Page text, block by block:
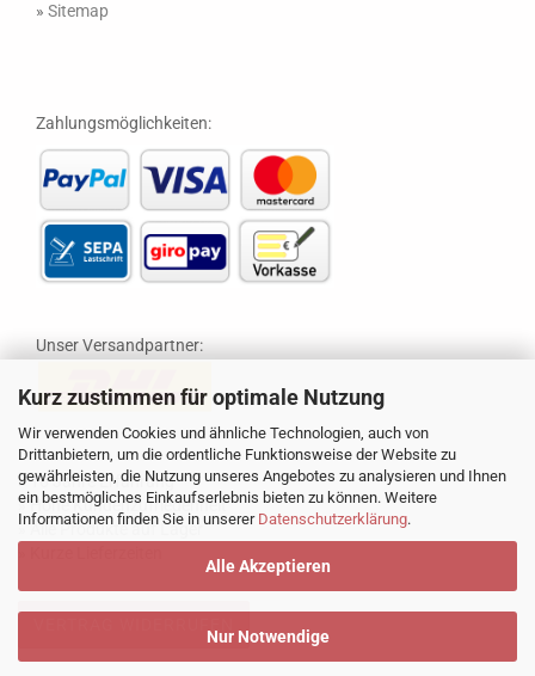
Kurz zustimmen für optimale Nutzung
Wir verwenden Cookies und ähnliche Technologien, auch von
Drittanbietern, um die ordentliche Funktionsweise der Website zu
gewährleisten, die Nutzung unseres Angebotes zu analysieren und Ihnen
ein bestmögliches Einkaufserlebnis bieten zu können. Weitere
Informationen finden Sie in unserer Datenschutzerklärung.
Alle Akzeptieren
Nur Notwendige
» Sitemap
Zahlungsmöglichkeiten:
Unser Versandpartner:
» 16 Jahre Erfahrung
» Hohe Kundenzufriedenheit
» Alle Produkte auf Lager